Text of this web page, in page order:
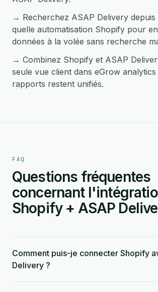
→ Recherchez ASAP Delivery
quelle automatisation Shopify pour
données à la volée sans recherche
→ Combinez Shopify et ASAP
seule vue client dans eGrow
rapports restent unifiés.
FAQ
Questions fréquentes
concernant
Shopify + ASAP
Comment puis-je connecter Shopify
Delivery ?